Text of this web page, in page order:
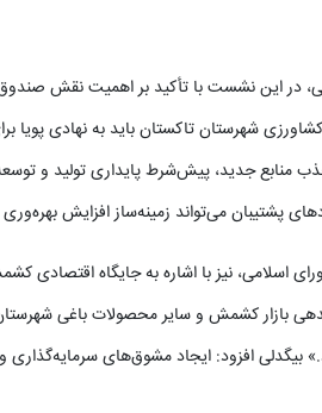
در این نشست با تأکید بر اهمیت نقش
شهرستان تاکستان باید به نهادی پویا
منابع جدید، پیش‌شرط پایداری تولید و
پشتیبان می‌تواند زمینه‌ساز افزایش بهره‌وری
اسلامی، نیز با اشاره به جایگاه
بازار کشمش و سایر محصولات باغی
بیگدلی افزود: ایجاد مشوق‌های